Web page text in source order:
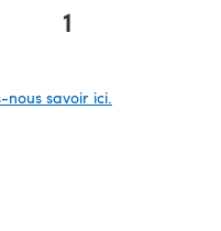
1
nous savoir ici.